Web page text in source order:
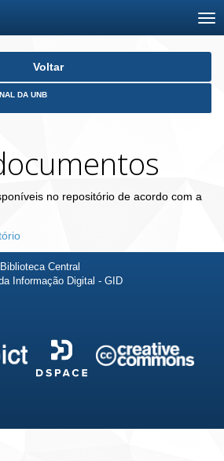
Voltar
DA UNB
no repositório de acordo com a
Central
Informação Digital - GID